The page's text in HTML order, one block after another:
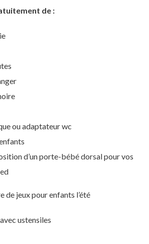
de :
ou adaptateur wc
d’un porte-bébé dorsal pour vos
de jeux pour enfants l’été
ustensiles